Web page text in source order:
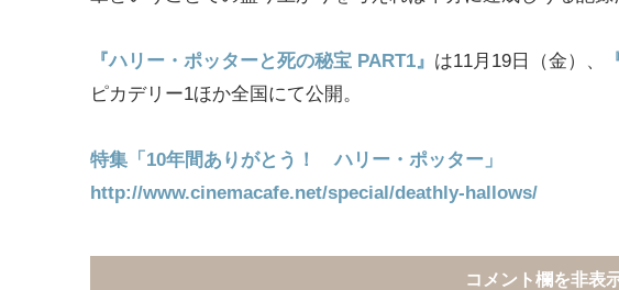
『ハリー・ポッターと死の秘宝 PART1』 は11月19日（金）、
ピカデリー1ほか全国にて公開。
特集「10年間ありがとう！ ハリー・ポッター」
http://www.cinemacafe.net/special/deathly-hallows/
コメント欄を非表